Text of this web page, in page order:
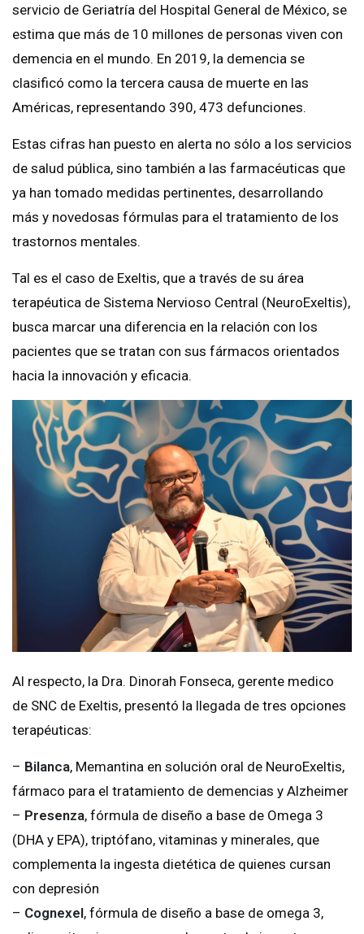
servicio de Geriatría del Hospital General de México, se
estima que más de 10 millones de personas viven con
demencia en el mundo. En 2019, la demencia se
clasificó como la tercera causa de muerte en las
Américas, representando 390, 473 defunciones.
Estas cifras han puesto en alerta no sólo a los servicios
de salud pública, sino también a las farmacéuticas que
ya han tomado medidas pertinentes, desarrollando
más y novedosas fórmulas para el tratamiento de los
trastornos mentales.
Tal es el caso de Exeltis, que a través de su área
terapéutica de Sistema Nervioso Central (NeuroExeltis),
busca marcar una diferencia en la relación con los
pacientes que se tratan con sus fármacos orientados
hacia la innovación y eficacia.
Al respecto, la Dra. Dinorah Fonseca, gerente medico
de SNC de Exeltis, presentó la llegada de tres opciones
terapéuticas:
– Bilanca, Memantina en solución oral de NeuroExeltis,
fármaco para el tratamiento de demencias y Alzheimer
– Presenza, fórmula de diseño a base de Omega 3
(DHA y EPA), triptófano, vitaminas y minerales, que
complementa la ingesta dietética de quienes cursan
con depresión
– Cognexel, fórmula de diseño a base de omega 3,